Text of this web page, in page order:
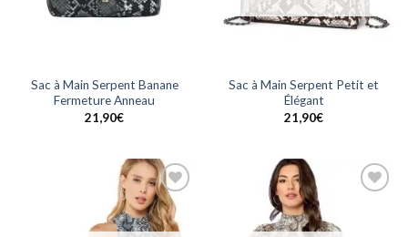
Sac à Main Serpent Banane
Fermeture Anneau
21,90€
Sac à Main Serpent Petit et
Élégant
21,90€
Ajouter
à la
wishlist